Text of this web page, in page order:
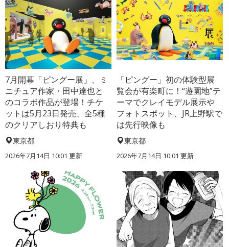
7月開幕「ピングー展」、ミ
ニチュア作家・田中達也と
のコラボ作品が登場！チケ
ットは5月23日発売、全5種
のクリアしおり特典も
東京都
2026年7月14日 10:01 更新
「ピングー」初の体験型展
覧会が有楽町に！“遊園地”テ
ーマでクレイモデル展示や
フォトスポット、JR上野駅で
は先行映像も
東京都
2026年7月14日 10:01 更新